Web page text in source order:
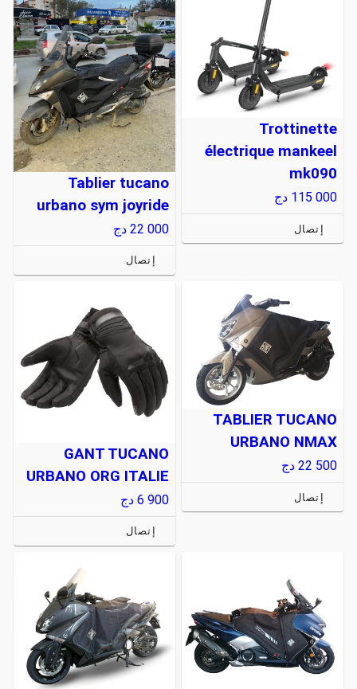
Trottinette
électrique mankeel
mk090
115 000 دج
إتصال
Tablier tucano
urbano sym joyride
22 000 دج
إتصال
TABLIER TUCANO
URBANO NMAX
22 500 دج
إتصال
GANT TUCANO
URBANO ORG ITALIE
6 900 دج
إتصال